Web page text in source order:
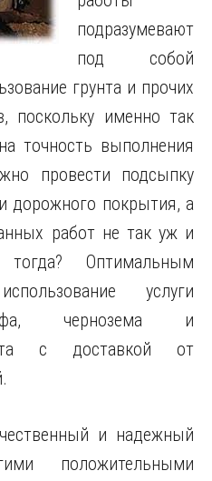
подразумевают
под собой
грунта и прочих
поскольку именно так
точность выполнения
провести подсыпку
дорожного покрытия, а
работ не так уж и
Оптимальным
услуги
чернозема и
с доставкой от
и надежный
положительными